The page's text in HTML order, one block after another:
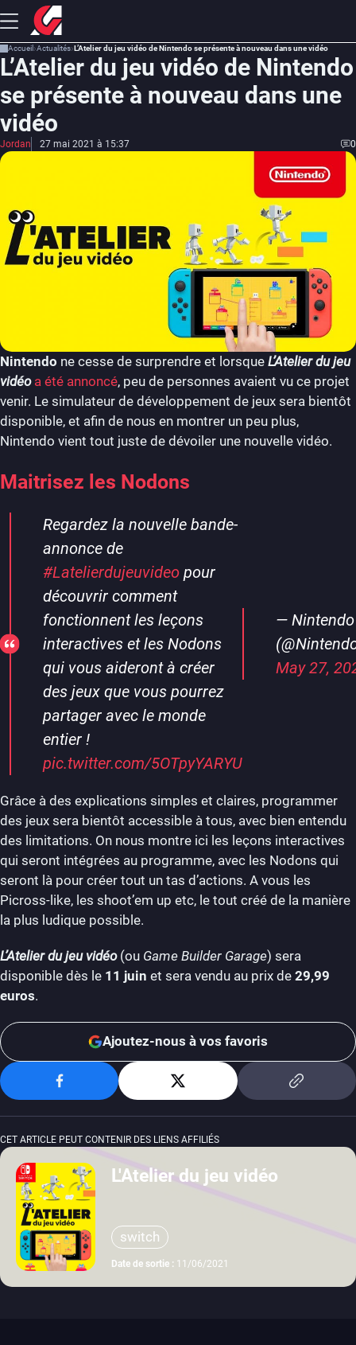
Accueil Actualités L’Atelier du jeu vidéo de Nintendo se présente à nouveau dans une vidéo
L’Atelier du jeu vidéo de Nintendo
se présente à nouveau dans une
vidéo
Jordan 27 mai 2021 à 15:37 0
Nintendo ne cesse de surprendre et lorsque L’Atelier du jeu
vidéo a été annoncé, peu de personnes avaient vu ce projet
venir. Le simulateur de développement de jeux sera bientôt
disponible, et afin de nous en montrer un peu plus,
Nintendo vient tout juste de dévoiler une nouvelle vidéo.
Maitrisez les Nodons
Regardez la nouvelle bande-
annonce de
#Latelierdujeuvideopour
découvrir comment
fonctionnent les leçons
interactives et les Nodons
qui vous aideront à créer
des jeux que vous pourrez
partager avec le monde
entier !
pic.twitter.com/5OTpyYARYU
—
May 27,
Grâce à des explications simples et claires, programmer
des jeux sera bientôt accessible à tous, avec bien entendu
des limitations. On nous montre ici les leçons interactives
qui seront intégrées au programme, avec les Nodons qui
seront là pour créer tout un tas d’actions. A vous les
Picross-like, les shoot’em up etc, le tout créé de la manière
la plus ludique possible.
L’Atelier du jeu vidéo (ou Game Builder Garage) sera
disponible dès le 11 juin et sera vendu au prix de 29,99
euros.
Ajoutez-nous à vos favoris
CET ARTICLE PEUT CONTENIR DES LIENS AFFILIÉS
L'Atelier du jeu vidéo
switch
Date de sortie : 11/06/2021